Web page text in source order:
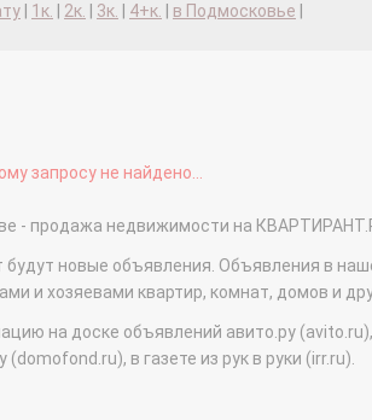
1к. 2к. 3к. 4+к. в Подмосковье
запросу не найдено...
- продажа недвижимости на
новые объявления. Объявления в
и хозяевами квартир, комнат, домов и
на доске объявлений авито.ру (avito.ru),
в газете из рук в руки (irr.ru).